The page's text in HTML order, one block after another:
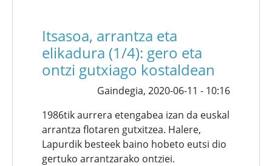
Itsasoa, arrantza eta
elikadura (1/4): gero eta
ontzi gutxiago kostaldean
Gaindegia, 2020-06-11 - 10:16
1986tik aurrera etengabea izan da euskal
arrantza flotaren gutxitzea. Halere,
Lapurdik besteek baino hobeto eutsi dio
gertuko arrantzarako ontziei.